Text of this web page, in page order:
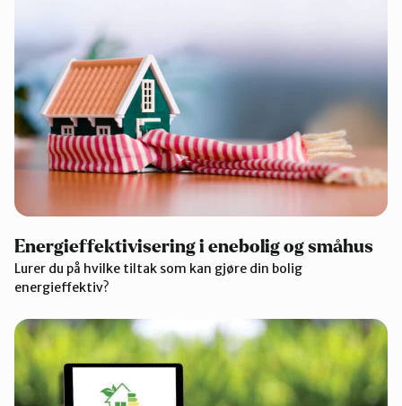
Energieffektivisering i enebolig og småhus
Lurer du på hvilke tiltak som kan gjøre din bolig
energieffektiv?